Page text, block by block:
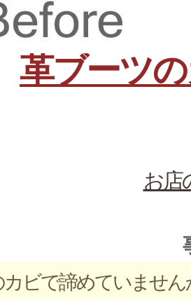
革ブーツ
お店
ビで諦めていませ